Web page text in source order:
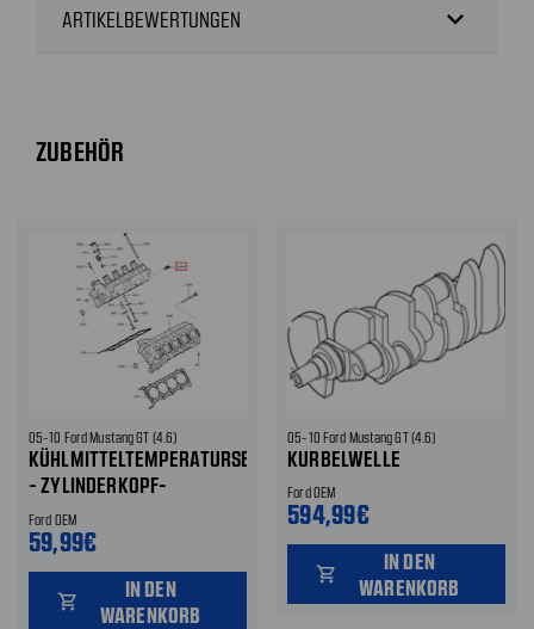
ARTIKELBEWERTUNGEN expand_more
ZUBEHÖR
05-10 Ford Mustang GT (4.6)
KÜHLMITTELTEMPERATURSENSOR
- ZYLINDERKOPF-
TEMPERATUR
Ford OEM
59,99€
shopping_cart
IN DEN
WARENKORB
05-10 Ford Mustang GT (4.6)
KURBELWELLE
Ford OEM
594,99€
shopping_cart
IN DEN
WARENKORB